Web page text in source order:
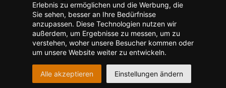
Erlebnis zu ermöglichen und die Werbung, die
Sie sehen, besser an Ihre Bedürfnisse
anzupassen. Diese Technologien nutzen wir
außerdem, um Ergebnisse zu messen, um zu
verstehen, woher unsere Besucher kommen oder
um unsere Website weiter zu entwickeln.
Alle akzeptieren Einstellungen ändern
Kontakt zum Verlag aufnehmen Missbrauch melden
Impressum Datenschutz
Barrierefreiheit
Barriere melden
m
A
c
c
e
Accessibility-Modus aktivieren
I
m
K
o
n
Kontrastmodus aktivieren
Hilfe
eigenes Gedenkportal erstellen
Vertrag widerrufen